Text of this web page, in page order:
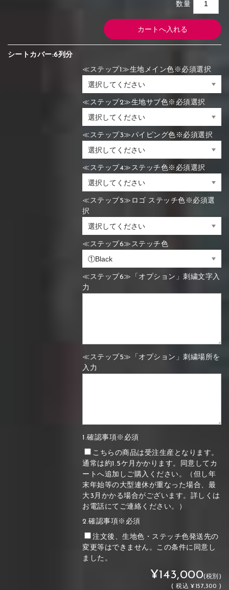
数量
シートカバー:6列分
≪ステップ1≫生地メイン色※必須選択
≪ステップ2≫生地サブ色※必須選択
≪ステップ3≫パイピング色※必須選択
≪ステップ4≫ステッチ色※必須選択
≪ステップ5≫ロゴ ステッチ色※必須選
択
≪ステップ6≫ステッチ色
≪ステップ6≫「オプション」刺繍文字入
力
≪ステップ5≫「オプション」刺繍場所を
入力
1.確認事項※必須
こちらの商品は受注生産となります。
通常は約1.5ケ月かかります。同意してカ
ートへ追加しご購入ください。（但し年
末年始等の大型連休が重なった場合、最
大3月かかる場合がございます。詳しくは
お電話にてご連絡ください。）
2.確認事項※必須
注文後、生地色・ステッチ色発送先の
変更等はできません。この条件に同意し
ました。
¥143,000(税別)
(税込 ¥157,300 )